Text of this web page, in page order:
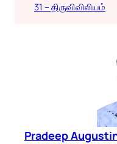
31 – திருவிவிலியம்
Pradeep